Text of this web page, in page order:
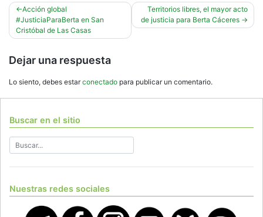
Navegación
de
Acción global
#JusticiaParaBerta en San
Cristóbal de Las Casas
Territorios libres, el mayor acto
de justicia para Berta Cáceres
Dejar una respuesta
Lo siento, debes estarconectado para publicar un comentario.
Buscar en el sitio
Nuestras redes sociales